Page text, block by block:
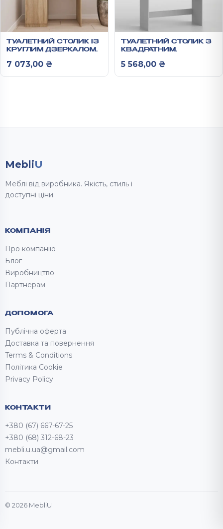
ТУАЛЕТНИЙ СТОЛИК ІЗ
КРУГЛИМ ДЗЕРКАЛОМ
7 073,00 ₴
ТУАЛЕТНИЙ СТОЛИК З
КВАДРАТНИМ
1250Х1000Х400 ММ
5 568,00 ₴
MebliU
Меблі від виробника. Якість, стиль і
доступні ціни.
КОМПАНІЯ
Про компанію
Блог
Виробництво
Партнерам
ДОПОМОГА
Публічна оферта
Доставка та повернення
Terms & Conditions
Політика Cookie
Privacy Policy
КОНТАКТИ
+380 (67) 667-67-25
+380 (68) 312-68-23
mebli.u.ua@gmail.com
Контакти
© 2026 MebliU